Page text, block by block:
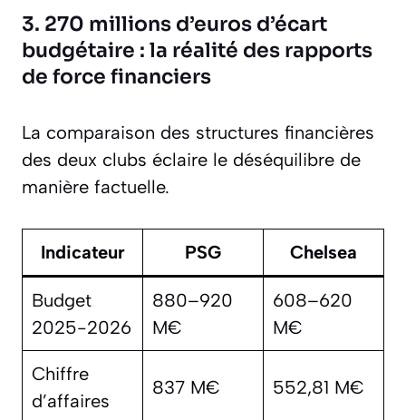
3. 270 millions d’euros d’écart
budgétaire : la réalité des rapports
de force financiers
La comparaison des structures financières
des deux clubs éclaire le déséquilibre de
manière factuelle.
Indicateur PSG Chelsea
Budget
2025-2026
880–920
M€
608–620
M€
Chiffre
d’affaires
837 M€ 552,81 M€